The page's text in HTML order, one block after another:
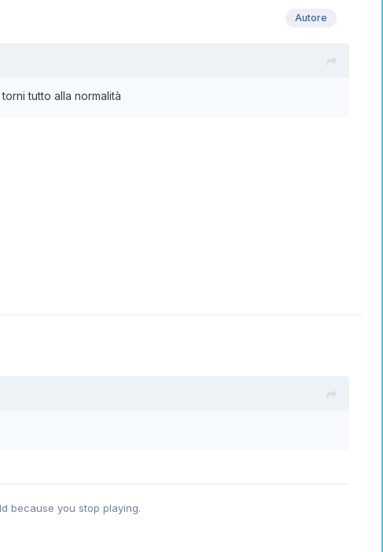
Autore
tutto alla normalità
because you stop playing.